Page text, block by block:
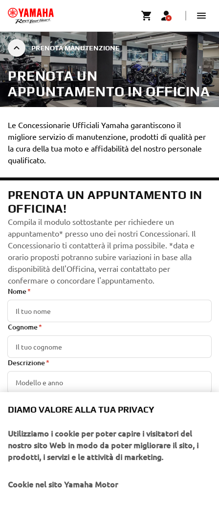
PRENOTA MANUTENZIONE
PRENOTA UN
APPUNTAMENTO IN OFFICINA
Le Concessionarie Ufficiali Yamaha garantiscono il
migliore servizio di manutenzione, prodotti di qualità per
la cura della tua moto e affidabilità del nostro personale
qualificato.
PRENOTA UN APPUNTAMENTO IN
OFFICINA!
Compila il modulo sottostante per richiedere un
appuntamento* presso uno dei nostri Concessionari. Il
Concessionario ti contatterà il prima possibile. *data e
orario proposti potranno subire variazioni in base alla
disponibilità dell'Officina, verrai contattato per
confermare o concordare l'appuntamento.
Nome
Cognome
Descrizione
Numero di telefono
DIAMO VALORE ALLA TUA PRIVACY
Utilizziamo i cookie per poter capire i visitatori del
nostro sito Web in modo da poter migliorare il sito, i
prodotti, i servizi e le attività di marketing.
Cookie nel sito Yamaha Motor